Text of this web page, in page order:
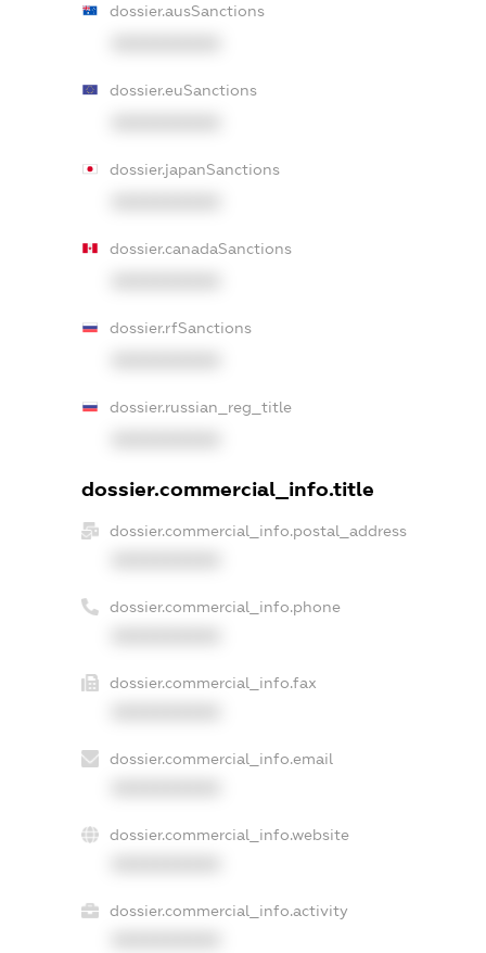
dossier.ausSanctions
dossier.euSanctions
dossier.japanSanctions
dossier.canadaSanctions
dossier.rfSanctions
dossier.russian_reg_title
dossier.commercial_info.title
dossier.commercial_info.postal_address
dossier.commercial_info.phone
dossier.commercial_info.fax
dossier.commercial_info.email
dossier.commercial_info.website
dossier.commercial_info.activity